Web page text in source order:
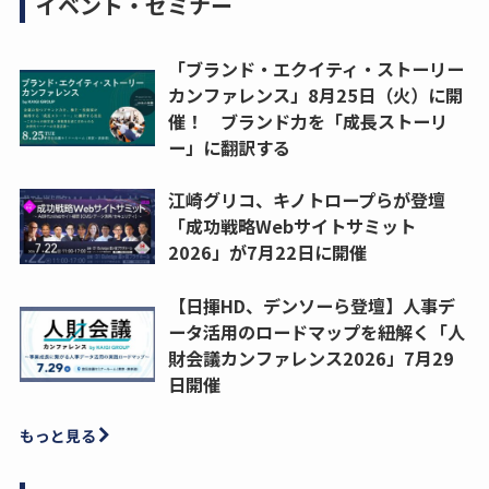
「ブランド・エクイティ・ストーリー
カンファレンス」8月25日（火）に開
催！ ブランド力を「成長ストーリ
ー」に翻訳する
江崎グリコ、キノトロープらが登壇
「成功戦略Webサイトサミット
2026」が7月22日に開催
【日揮HD、デンソーら登壇】人事デ
ータ活用のロードマップを紐解く「人
財会議カンファレンス2026」7月29
日開催
もっと見る